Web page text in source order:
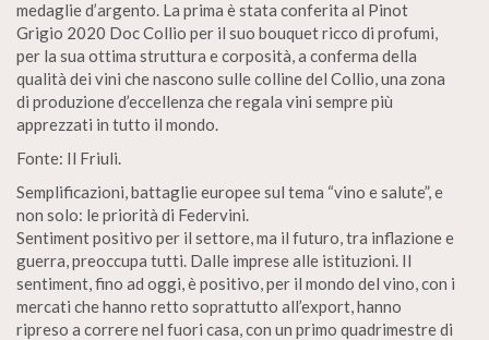
medaglie d’argento. La prima è stata conferita al Pinot
Grigio 2020 Doc Collio per il suo bouquet ricco di profumi,
per la sua ottima struttura e corposità, a conferma della
qualità dei vini che nascono sulle colline del Collio, una zona
di produzione d’eccellenza che regala vini sempre più
apprezzati in tutto il mondo.
Fonte: Il Friuli.
Semplificazioni, battaglie europee sul tema “vino e salute”, e
non solo: le priorità di Federvini.
Sentiment positivo per il settore, ma il futuro, tra inflazione e
guerra, preoccupa tutti. Dalle imprese alle istituzioni. Il
sentiment, fino ad oggi, è positivo, per il mondo del vino, con i
mercati che hanno retto soprattutto all’export, hanno
ripreso a correre nel fuori casa, con un primo quadrimestre di